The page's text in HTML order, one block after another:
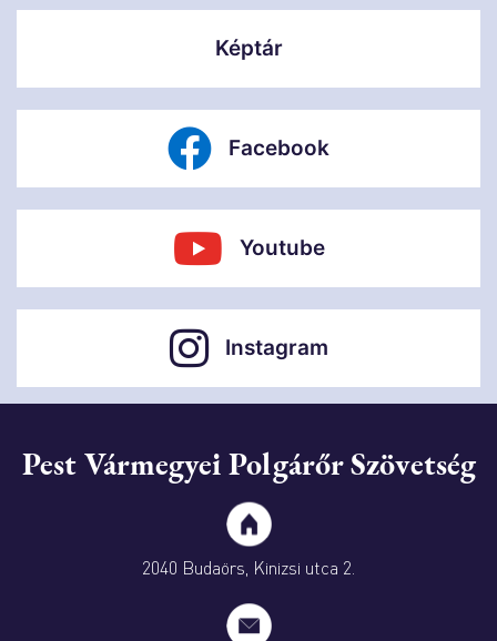
Képtár
Facebook
Youtube
Instagram
Pest Vármegyei Polgárőr Szövetség
2040 Budaörs, Kinizsi utca 2.